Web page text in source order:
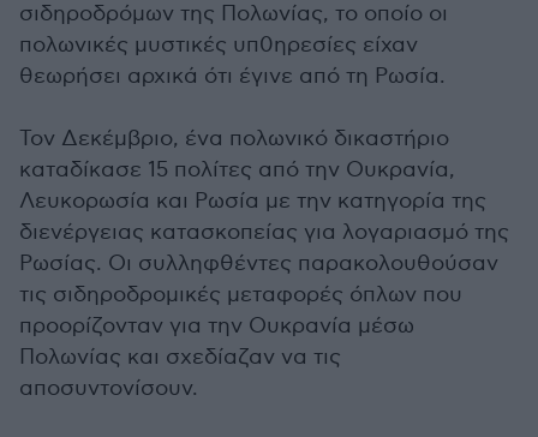
σιδηροδρόμων της Πολωνίας, το οποίο οι
πολωνικές μυστικές υπ0ηρεσίες είχαν
θεωρήσει αρχικά ότι έγινε από τη Ρωσία.
Τον Δεκέμβριο, ένα πολωνικό δικαστήριο
καταδίκασε 15 πολίτες από την Ουκρανία,
Λευκορωσία και Ρωσία με την κατηγορία της
διενέργειας κατασκοπείας για λογαριασμό της
Ρωσίας. Οι συλληφθέντες παρακολουθούσαν
τις σιδηροδρομικές μεταφορές όπλων που
προορίζονταν για την Ουκρανία μέσω
Πολωνίας και σχεδίαζαν να τις
αποσυντονίσουν.